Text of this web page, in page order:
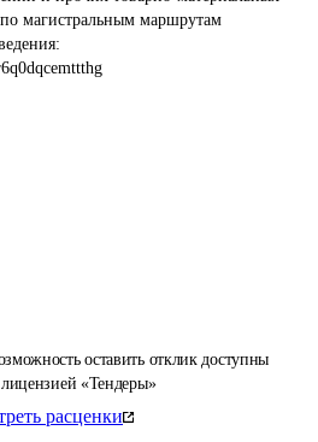
оставить отклик доступны
лицензией «Тендеры»
расценки
магистральным маршрутам